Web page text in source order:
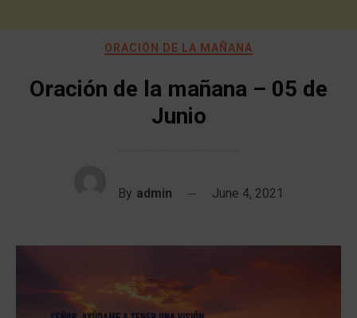
ORACIÓN DE LA MAÑANA
Oración de la mañana – 05 de
Junio
By admin June 4, 2021